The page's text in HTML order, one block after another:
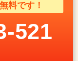
料です！
521